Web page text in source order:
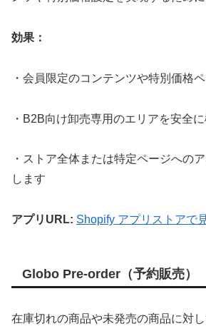
効果：
・会員限定のコンテンツや特別価格
・B2B向け卸売専用のエリアを安全
・ストア全体または特定ページへの
します
アプリURL: Shopify アプリストアで
Globo Pre-order（予約販売）
在庫切れの商品や未発売の商品に対